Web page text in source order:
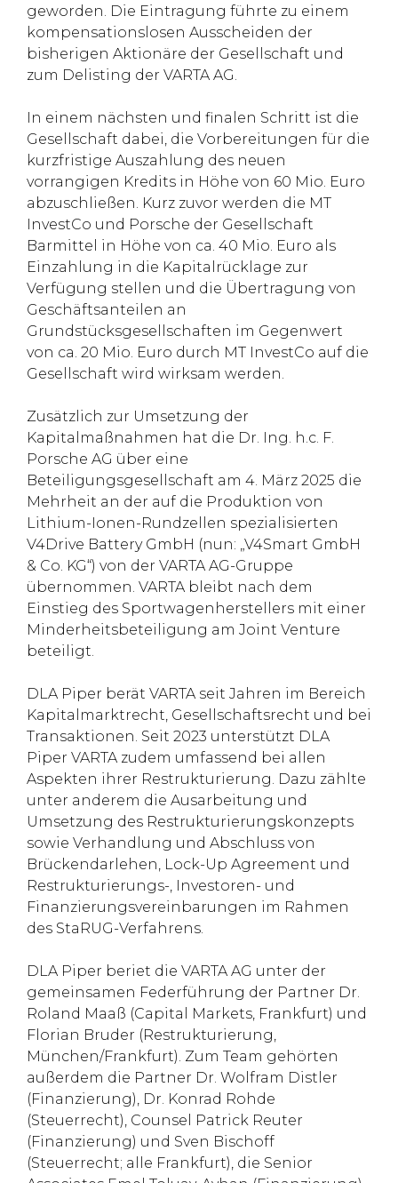
geworden. Die Eintragung führte zu einem
kompensationslosen Ausscheiden der
bisherigen Aktionäre der Gesellschaft und
zum Delisting der VARTA AG.
In einem nächsten und finalen Schritt ist die
Gesellschaft dabei, die Vorbereitungen für die
kurzfristige Auszahlung des neuen
vorrangigen Kredits in Höhe von 60 Mio. Euro
abzuschließen. Kurz zuvor werden die MT
InvestCo und Porsche der Gesellschaft
Barmittel in Höhe von ca. 40 Mio. Euro als
Einzahlung in die Kapitalrücklage zur
Verfügung stellen und die Übertragung von
Geschäftsanteilen an
Grundstücksgesellschaften im Gegenwert
von ca. 20 Mio. Euro durch MT InvestCo auf die
Gesellschaft wird wirksam werden.
Zusätzlich zur Umsetzung der
Kapitalmaßnahmen hat die Dr. Ing. h.c. F.
Porsche AG über eine
Beteiligungsgesellschaft am 4. März 2025 die
Mehrheit an der auf die Produktion von
Lithium-Ionen-Rundzellen spezialisierten
V4Drive Battery GmbH (nun: „V4Smart GmbH
& Co. KG“) von der VARTA AG-Gruppe
übernommen. VARTA bleibt nach dem
Einstieg des Sportwagenherstellers mit einer
Minderheitsbeteiligung am Joint Venture
beteiligt.
DLA Piper berät VARTA seit Jahren im Bereich
Kapitalmarktrecht, Gesellschaftsrecht und bei
Transaktionen. Seit 2023 unterstützt DLA
Piper VARTA zudem umfassend bei allen
Aspekten ihrer Restrukturierung. Dazu zählte
unter anderem die Ausarbeitung und
Umsetzung des Restrukturierungskonzepts
sowie Verhandlung und Abschluss von
Brückendarlehen, Lock-Up Agreement und
Restrukturierungs-, Investoren- und
Finanzierungsvereinbarungen im Rahmen
des StaRUG-Verfahrens.
DLA Piper beriet die VARTA AG unter der
gemeinsamen Federführung der Partner Dr.
Roland Maaß (Capital Markets, Frankfurt) und
Florian Bruder (Restrukturierung,
München/Frankfurt). Zum Team gehörten
außerdem die Partner Dr. Wolfram Distler
(Finanzierung), Dr. Konrad Rohde
(Steuerrecht), Counsel Patrick Reuter
(Finanzierung) und Sven Bischoff
(Steuerrecht; alle Frankfurt), die Senior